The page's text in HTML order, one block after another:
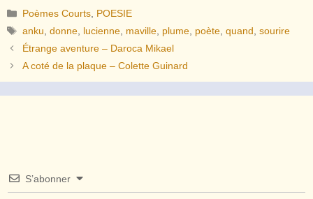
Catégories
Poèmes Courts POESIE
Étiquettes
anku ,donne lucienne maville plume poète ,quand ,sourire
Étrange aventure – Daroca Mikael
A coté de la plaque – Colette Guinard
S’abonner